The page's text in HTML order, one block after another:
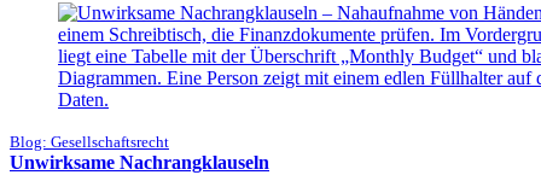
Blog: Gesellschaftsrecht
Unwirksame Nachrangklauseln